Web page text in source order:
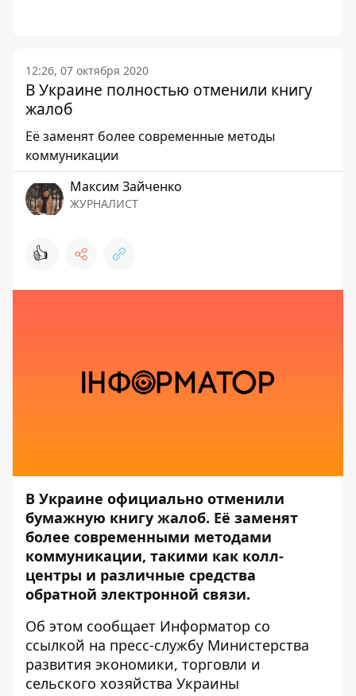
12:26, 07 октября 2020
В Украине полностью отменили книгу
жалоб
Её заменят более современные методы
коммуникации
Максим Зайченко
ЖУРНАЛИСТ
👍
В Украине официально отменили
бумажную книгу жалоб. Её заменят
более современными методами
коммуникации, такими как колл-
центры и различные средства
обратной электронной связи.
Об этом сообщает Информатор со
ссылкой на пресс-службу Министерства
развития экономики, торговли и
сельского хозяйства Украины